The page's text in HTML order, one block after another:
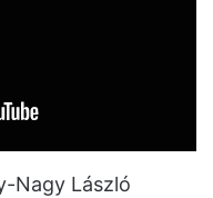
Nagy László